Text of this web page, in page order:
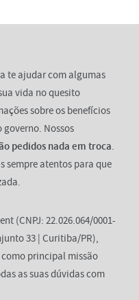
te ajudar com algumas
vida no quesito
sobre os benefícios
Nossos
pedidos nada em troca.
sempre atentos para que
(CNPJ: 22.026.064/0001-
33 | Curitiba/PR),
principal missão
as suas dúvidas com